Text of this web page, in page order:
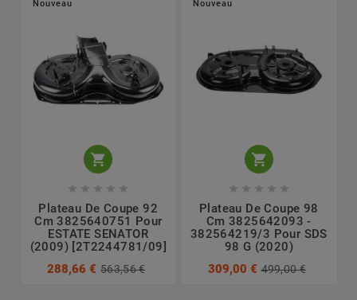
Nouveau

    
Plateau De Coupe 92
Cm 3825640751 Pour
ESTATE SENATOR
(2009) [2T2244781/09]
288,66 € 563,56 €
Nouveau

    
Plateau De Coupe 98
Cm 3825642093 -
382564219/3 Pour SDS
98 G (2020)
309,00 € 499,00 €